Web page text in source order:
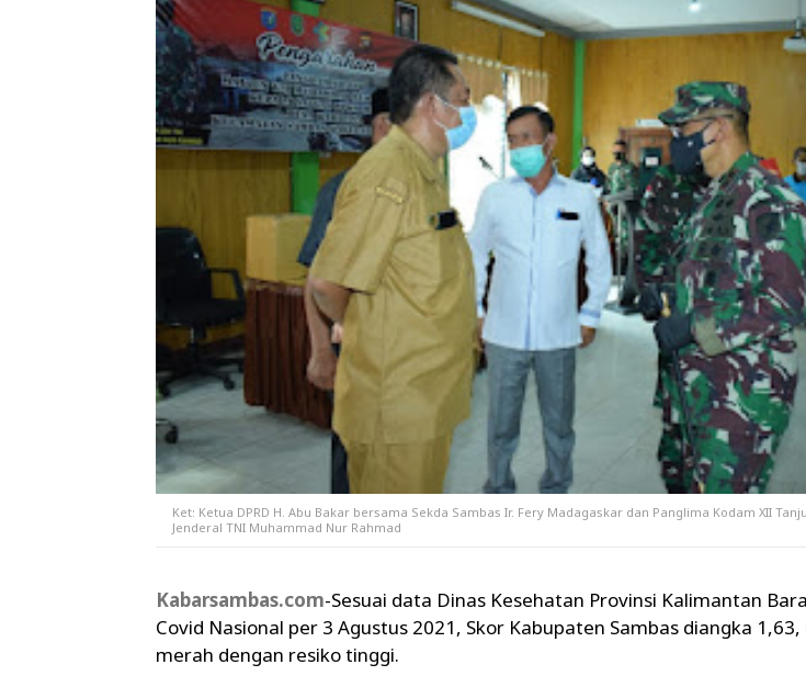
Ket: Ketua DPRD H. Abu Bakar bersama Sekda Sambas Ir. Fery Madagaskar dan Panglima Kodam XII
Jenderal TNI Muhammad Nur Rahmad
Kabarsambas.com-Sesuai data Dinas Kesehatan Provinsi Kalimantan
Covid Nasional per 3 Agustus 2021, Skor Kabupaten Sambas diangka
merah dengan resiko tinggi.